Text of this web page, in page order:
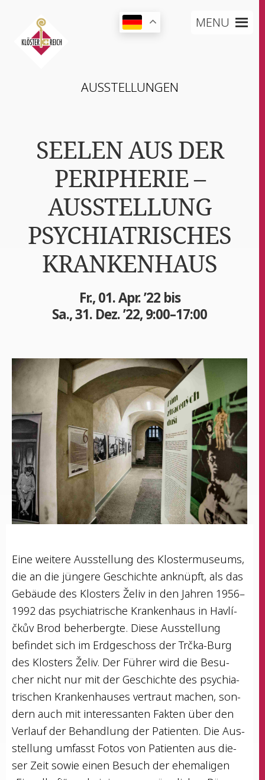
MENU
AUS­STEL­LUN­GEN
SEELEN AUS DER
PERIPHERIE –
AUSSTELLUNG
PSYCHIATRISCHES
KRANKENHAUS
Fr., 01. Apr. ’22 bis
Sa., 31. Dez. ’22, 9:00–17:00
Eine wei­te­re Aus­stel­lung des Klos­ter­mu­se­ums,
die an die jün­ge­re Geschich­te anknüpft, als das
Gebäu­de des Klos­ters Želiv in den Jah­ren 1956–
1992 das psych­ia­tri­sche Kran­ken­haus in Hav­lí­
čkův Brod beher­berg­te. Die­se Aus­stel­lung
befin­det sich im Erd­ge­schoss der Trč­ka-Burg
des Klos­ters Želiv. Der Füh­rer wird die Besu­
cher nicht nur mit der Geschich­te des psych­ia­
tri­schen Kran­ken­hau­ses ver­traut machen, son­
dern auch mit inter­es­san­ten Fak­ten über den
Ver­lauf der Behand­lung der Pati­en­ten. Die Aus­
stel­lung umfasst Fotos von Pati­en­ten aus die­
ser Zeit sowie einen Besuch der ehe­ma­li­gen